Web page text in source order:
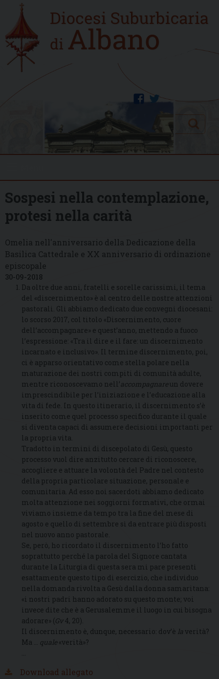
content
Home
new
twitter
facebook
Search
Sospesi nella contemplazione,
protesi nella carità
Omelia nell'anniversario della Dedicazione della
Basilica Cattedrale e XX anniversario di ordinazione
episcopale
30-09-2018
Da oltre due anni, fratelli e sorelle carissimi, il tema
del «discernimento» è al centro delle nostre attenzioni
pastorali. Gli abbiamo dedicato due convegni diocesani:
lo scorso 2017, col titolo «Discernimento, cuore
dell’accompagnare» e quest’anno, mettendo a fuoco
l’espressione: «Tra il dire e il fare: un discernimento
incarnato e inclusivo». Il termine discernimento, poi,
ci è apparso orientativo come stella polare nella
maturazione dei nostri compiti di comunità adulte,
mentre riconoscevamo nell’accompagnareun dovere
imprescindibile per l’iniziazione e l’educazione alla
vita di fede. In questo itinerario, il discernimento s’è
inserito come quel processo specifico durante il quale
si diventa capaci di assumere decisioni importanti per
la propria vita.
Tradotto in termini di discepolato di Gesù, questo
processo vuol dire anzitutto cercare di riconoscere,
accogliere e attuare la volontà del Padre nel contesto
della propria particolare situazione, personale e
comunitaria. Ad esso noi sacerdoti abbiamo dedicato
molta attenzione nei soggiorni formativi, che ormai
viviamo insieme da tempo tra la fine del mese di
agosto e quello di settembre sì da entrare più disposti
nel nuovo anno pastorale.
Se, però, ho ricordato il discernimento l’ho fatto
soprattutto perché la parola del Signore cantata
durante la Liturgia di questa sera mi pare presenti
esattamente questo tipo di esercizio, che individuo
nella domanda rivolta a Gesù dalla donna samaritana:
«i nostri padri hanno adorato su questo monte; voi
invece dite che è a Gerusalemme il luogo in cui bisogna
adorare» (Gv4, 20).
Il discernimento è, dunque, necessario: dov’è la verità?
Ma … quale«verità»?
…
Download allegato